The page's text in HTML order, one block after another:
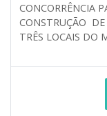
CONCORRÊNCIA
CONSTRUÇÃO
TRÊS LOCAIS DO